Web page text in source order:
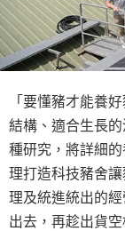
「要懂豬才能養
結構、適合生長
種研究，將詳細
理打造科技豬舍
理及統進統出的
出去，再趁出貨